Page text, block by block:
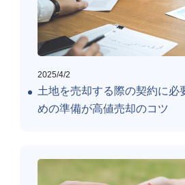
2025/4/2
土地を売却する際の契約に必
めの準備が高値売却のコツ